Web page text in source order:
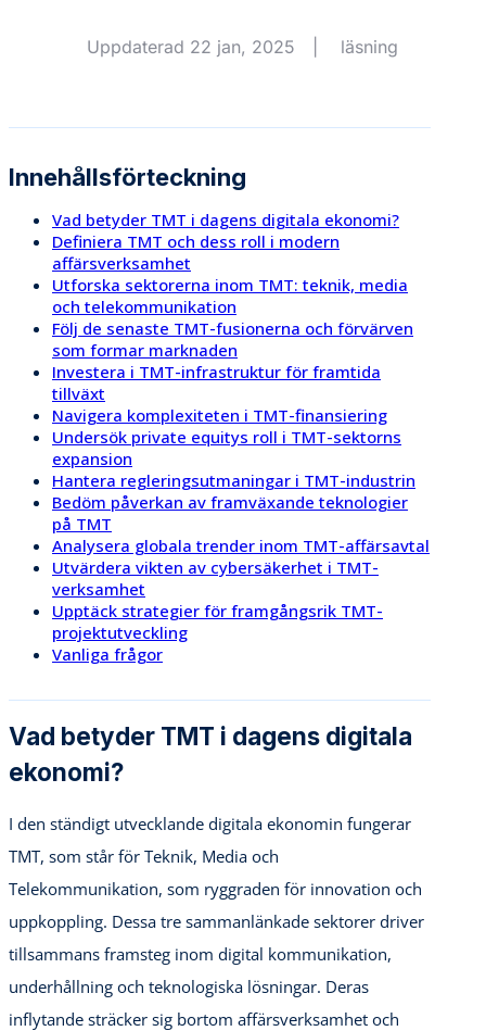
Uppdaterad 22 jan, 2025 läsning
Innehållsförteckning
Vad betyder TMT i dagens digitala ekonomi?
Definiera TMT och dess roll i modern
affärsverksamhet
Utforska sektorerna inom TMT: teknik, media
och telekommunikation
Följ de senaste TMT-fusionerna och förvärven
som formar marknaden
Investera i TMT-infrastruktur för framtida
tillväxt
Navigera komplexiteten i TMT-finansiering
Undersök private equitys roll i TMT-sektorns
expansion
Hantera regleringsutmaningar i TMT-industrin
Bedöm påverkan av framväxande teknologier
på TMT
Analysera globala trender inom TMT-affärsavtal
Utvärdera vikten av cybersäkerhet i TMT-
verksamhet
Upptäck strategier för framgångsrik TMT-
projektutveckling
Vanliga frågor
Vad betyder TMT i dagens digitala
ekonomi?
I den ständigt utvecklande digitala ekonomin fungerar
TMT, som står för Teknik, Media och
Telekommunikation, som ryggraden för innovation och
uppkoppling. Dessa tre sammanlänkade sektorer driver
tillsammans framsteg inom digital kommunikation,
underhållning och teknologiska lösningar. Deras
inflytande sträcker sig bortom affärsverksamhet och